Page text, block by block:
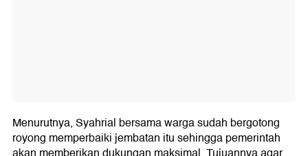
Menurutnya, Syahrial bersama warga sudah bergotong
royong memperbaiki jembatan itu sehingga pemerintah